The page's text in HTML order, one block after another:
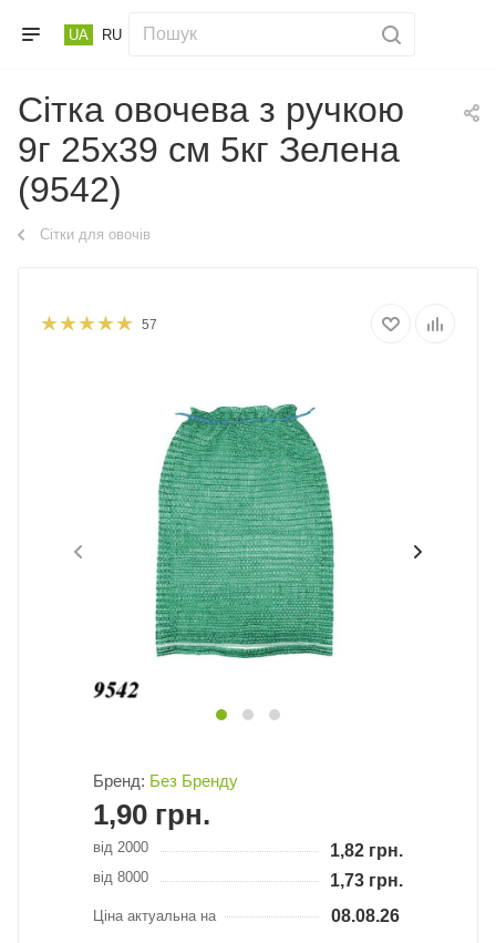
UA RU
Сітка овочева з ручкою
9г 25х39 см 5кг Зелена
(9542)
Сітки для овочів
57
Бренд: Без Бренду
1,90 грн.
від 2000 1,82 грн.
від 8000 1,73 грн.
Ціна актуальна на 08.08.26